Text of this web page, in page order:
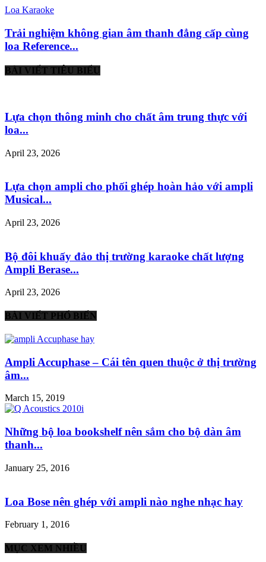
Loa Karaoke
Trải nghiệm không gian âm thanh đẳng cấp cùng
loa Reference...
BÀI VIẾT TIÊU BIỂU
Lựa chọn thông minh cho chất âm trung thực với
loa...
April 23, 2026
Lựa chọn ampli cho phối ghép hoàn hảo với ampli
Musical...
April 23, 2026
Bộ đôi khuấy đảo thị trường karaoke chất lượng
Ampli Berase...
April 23, 2026
BÀI VIẾT PHỔ BIẾN
Ampli Accuphase – Cái tên quen thuộc ở thị trường
âm...
March 15, 2019
Những bộ loa bookshelf nên sắm cho bộ dàn âm
thanh...
January 25, 2016
Loa Bose nên ghép với ampli nào nghe nhạc hay
February 1, 2016
MỤC XEM NHIỀU